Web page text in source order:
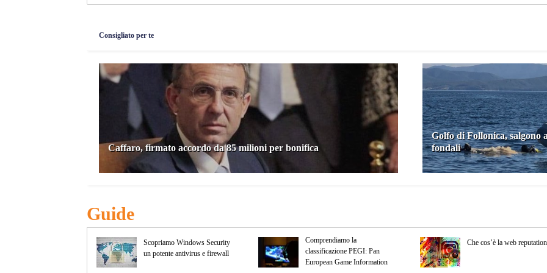
Consigliato per te
Caffaro, firmato accordo da 85 milioni per bonifica
Golfo di Follonica, salgono
fondali
Guide
Scopriamo Windows Security
un potente antivirus e firewall
Comprendiamo la
classificazione PEGI: Pan
European Game Information
Che cos’è la web